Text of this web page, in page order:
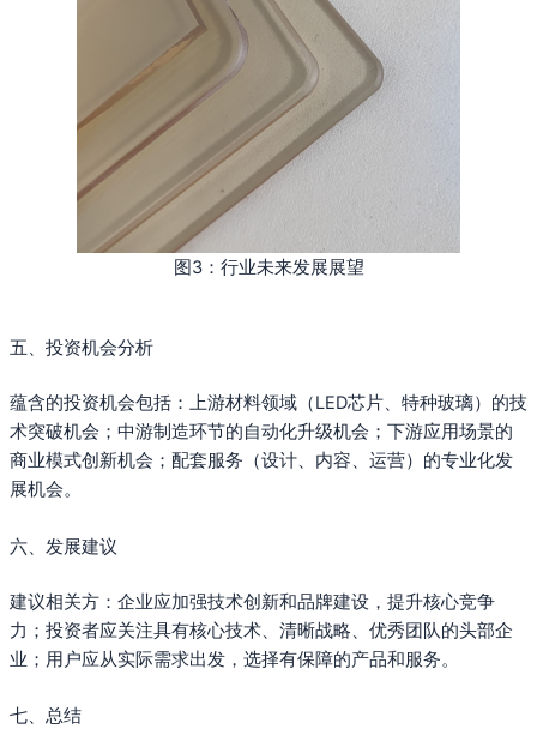
图3：行业未来发展展望
五、投资机会分析
蕴含的投资机会包括：上游材料领域（LED芯片、特种玻璃）的技
术突破机会；中游制造环节的自动化升级机会；下游应用场景的
商业模式创新机会；配套服务（设计、内容、运营）的专业化发
展机会。
六、发展建议
建议相关方：企业应加强技术创新和品牌建设，提升核心竞争
力；投资者应关注具有核心技术、清晰战略、优秀团队的头部企
业；用户应从实际需求出发，选择有保障的产品和服务。
七、总结